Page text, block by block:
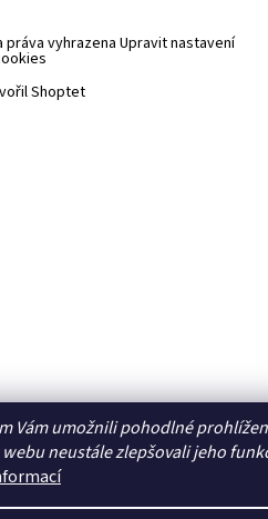
práva vyhrazena Upravit nastavení
Shoptet
Vám umožnili pohodlné
neustále zlepšovali jeho